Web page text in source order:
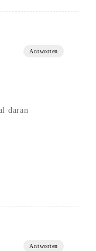
Antworten
daran
Antworten